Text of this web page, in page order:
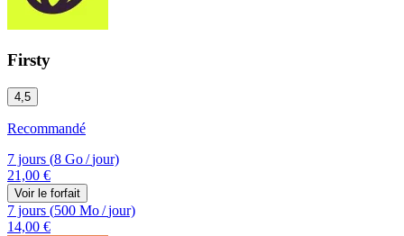
Firsty
4,5
Recommandé
7 jours (8 Go/jour)
21,00 €
Voir le forfait
7 jours (500 Mo/jour)
14,00 €